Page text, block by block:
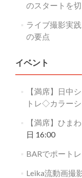
のスタートを切
ライブ撮影実
の要点
イベント
【満席】日中
トレ◇カラーシ
【満席】ひま
日 16:00
BARでポートレ
Leika流動画撮